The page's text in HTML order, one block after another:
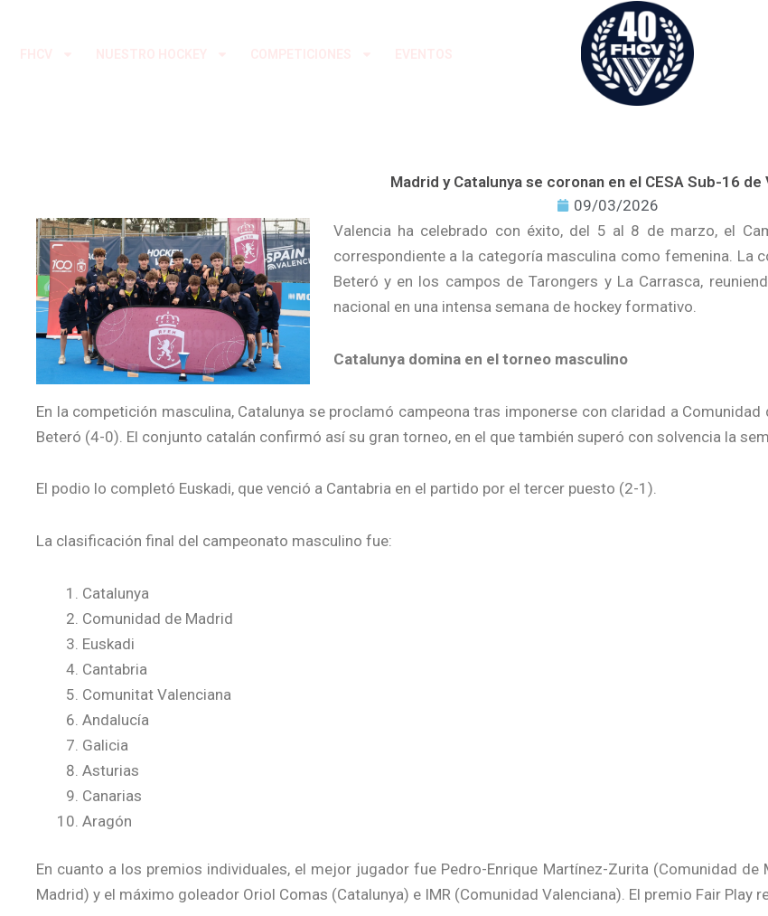
Madrid y Catalunya se coronan en el CESA Sub-16 de
09/03/2026
Valencia ha celebrado con éxito, del 5 al 8 de marzo, el
correspondiente a la categoría masculina como femenina. La
Beteró y en los campos de Tarongers y La Carrasca,
nacional en una intensa semana de hockey formativo.
Catalunya domina en el torneo masculino
En la competición masculina, Catalunya se proclamó campeona tras imponerse con claridad a
Beteró (4-0). El conjunto catalán confirmó así su gran torneo, en el que también superó con solvencia la
El podio lo completó Euskadi, que venció a Cantabria en el partido por el tercer puesto (2-1).
La clasificación final del campeonato masculino fue:
Catalunya
Comunidad de Madrid
Euskadi
Cantabria
Comunitat Valenciana
Andalucía
Galicia
Asturias
Canarias
Aragón
En cuanto a los premios individuales, el mejor jugador fue Pedro-Enrique Martínez-Zurita (Comunidad
Madrid) y el máximo goleador Oriol Comas (Catalunya) e IMR (Comunidad Valenciana). El premio Fair Play